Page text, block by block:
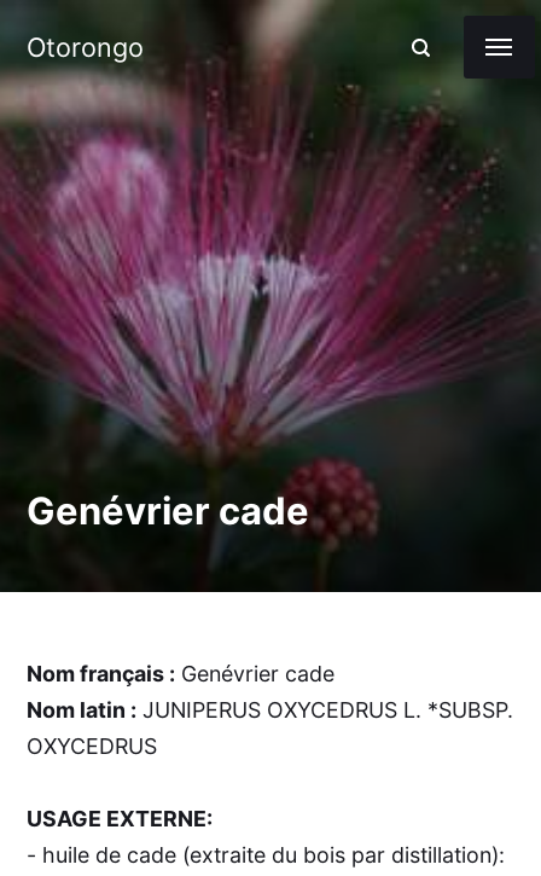
Otorongo
Genévrier cade
Nom français : Genévrier cade
Nom latin : JUNIPERUS OXYCEDRUS L. *SUBSP.
OXYCEDRUS
USAGE EXTERNE:
- huile de cade (extraite du bois par distillation):